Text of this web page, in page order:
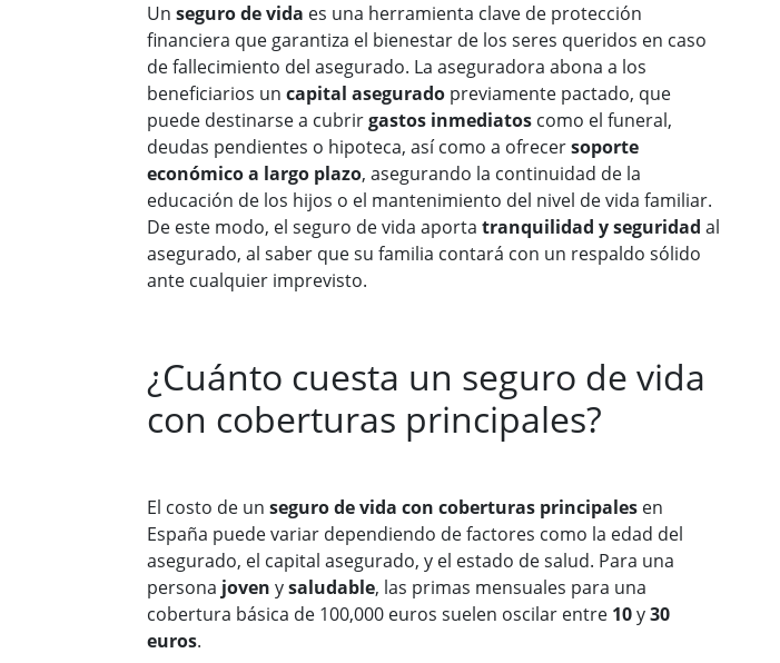
Un seguro de vida es una herramienta clave de protección
financiera que garantiza el bienestar de los seres queridos en caso
de fallecimiento del asegurado. La aseguradora abona a los
beneficiarios un capital asegurado previamente pactado, que
puede destinarse a cubrirgastos inmediatos como el funeral,
deudas pendientes o hipoteca, así como a ofrecersoporte
económico a largo plazo, asegurando la continuidad de la
educación de los hijos o el mantenimiento del nivel de vida familiar.
De este modo, el seguro de vida aporta tranquilidad y seguridad al
asegurado, al saber que su familia contará con un respaldo sólido
ante cualquier imprevisto.
¿Cuánto cuesta un seguro de vida
con coberturas principales?
El costo de un seguro de vida con coberturas principales en
España puede variar dependiendo de factores como la edad del
asegurado, el capital asegurado, y el estado de salud. Para una
persona joven ysaludable, las primas mensuales para una
cobertura básica de 100,000 euros suelen oscilar entre 10y30
euros.